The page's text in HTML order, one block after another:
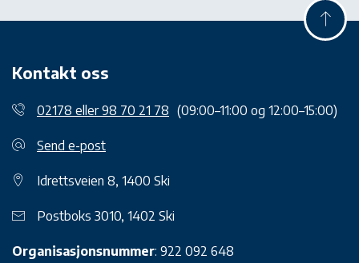
Kontakt oss
02178 eller 98 70 21 78 (09:00–11:00 og 12:00–15:00)
Send e-post
Idrettsveien 8, 1400 Ski
Postboks 3010, 1402 Ski
Organisasjonsnummer: 922 092 648